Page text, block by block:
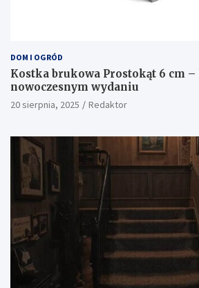
DOM I OGRÓD
Kostka brukowa Prostokąt 6 cm
nowoczesnym wydaniu
20 sierpnia, 2025 Redaktor